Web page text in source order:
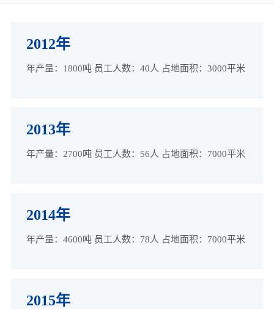
2012年
年产量：1800吨 员工人数：40人 占地面积：3000平米
2013年
年产量：2700吨 员工人数：56人 占地面积：7000平米
2014年
年产量：4600吨 员工人数：78人 占地面积：7000平米
2015年